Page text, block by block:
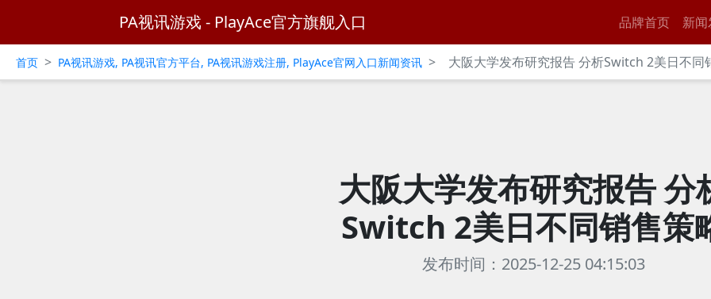
PA视讯游戏 - PlayAce官方旗舰入口 品牌首页 新
首页 > PA视讯游戏, PA视讯官方平台, PA视讯游戏注册, PlayAce官网入口新闻资讯 > 大阪大学发布研究报告 分析Switch 2美日不同
大阪大学发布研究报告 分
Switch 2美日不同销售策
发布时间：2025-12-25 04:15:03